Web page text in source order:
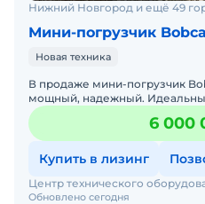
Нижний Новгород и ещё 49
Мини-погрузчик
Новая техника
В продаже мини-погрузчик
мощный, надежный.
стройке, в коммунальном
Бобке
6 000
Купить в лизинг
Обновлено сегодня
Центр технического